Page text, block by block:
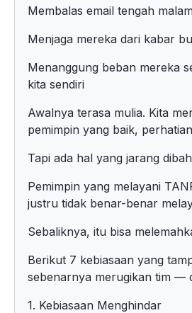
Membalas email tengah
Menjaga mereka dari kabar
Menanggung beban mereka
kita sendiri
Awalnya terasa mulia. Kita
pemimpin yang baik,
Tapi ada hal yang jarang
Pemimpin yang melayani
justru tidak benar-benar
Sebaliknya, itu bisa
Berikut 7 kebiasaan yang
sebenarnya merugikan tim —
1. Kebiasaan Menghindar